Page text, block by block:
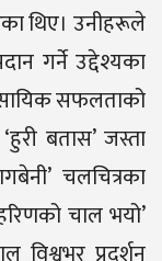
थिए। उनीहरूले
गर्ने उद्देश्यका
सफलताको
बतास’ जस्ता
चलचित्रका
चाल भयो’